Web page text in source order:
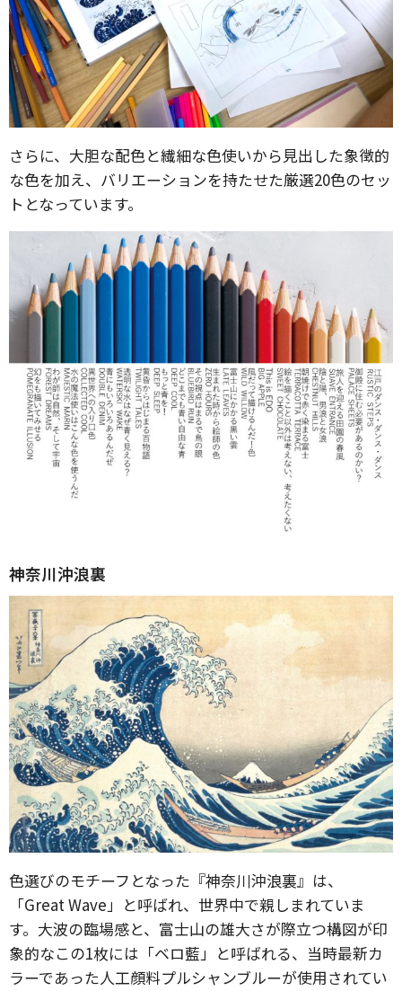
さらに、大胆な配色と繊細な色使いから見出した象徴的
な色を加え、バリエーションを持たせた厳選20色のセッ
トとなっています。
神奈川沖浪裏
色選びのモチーフとなった『神奈川沖浪裏』は、
「Great Wave」と呼ばれ、世界中で親しまれていま
す。大波の臨場感と、富士山の雄大さが際立つ構図が印
象的なこの1枚には「ベロ藍」と呼ばれる、当時最新カ
ラーであった人工顔料プルシャンブルーが使用されてい